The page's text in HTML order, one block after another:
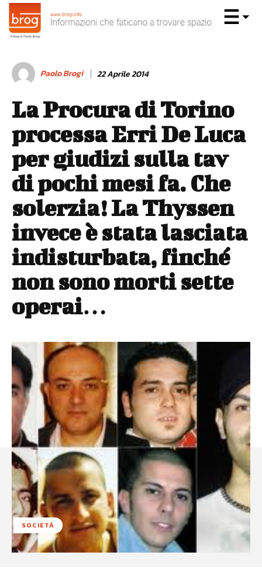
Paolo Brogi 22 Aprile 2014
La Procura di Torino
processa Erri De Luca
per giudizi sulla tav
di pochi mesi fa. Che
solerzia! La Thyssen
invece è stata lasciata
indisturbata, finché
non sono morti sette
operai…
SOCIETÀ